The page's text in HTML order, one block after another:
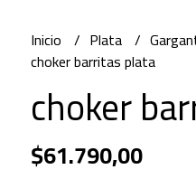
Inicio Plata
choker barritas plata
choker
$61.790,00